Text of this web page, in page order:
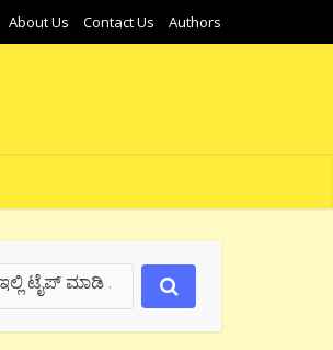
About Us Contact Us Authors